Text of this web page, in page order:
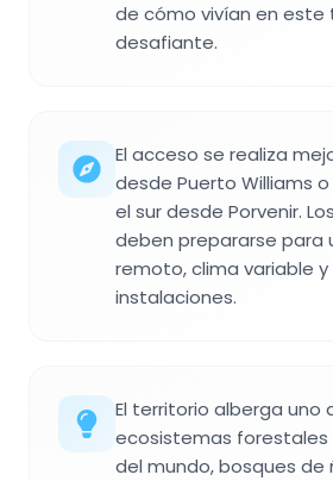
de cómo vivían en este
desafiante.
El acceso se realiza
desde Puerto Williams
el sur desde Porvenir.
deben prepararse para
remoto, clima variable
instalaciones.
El territorio alberga uno
ecosistemas forestales
del mundo, bosques de